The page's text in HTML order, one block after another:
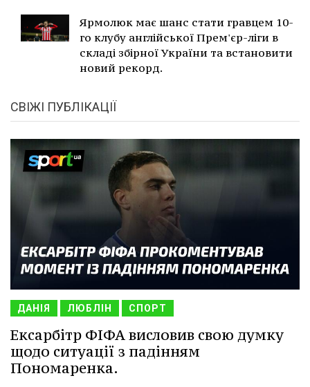
Ярмолюк має шанс стати гравцем 10-
го клубу англійської Прем'єр-ліги в
складі збірної України та встановити
новий рекорд.
СВІЖІ ПУБЛІКАЦІЇ
ДАНІЯ ЛЮБЛІН СПОРТ
Ексарбітр ФІФА висловив свою думку
щодо ситуації з падінням
Пономаренка.